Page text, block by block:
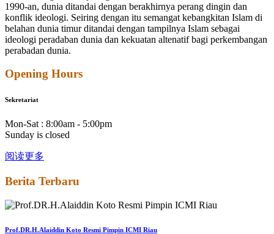
1990-an, dunia ditandai dengan berakhirnya perang dingin dan
konflik ideologi. Seiring dengan itu semangat kebangkitan Islam di
belahan dunia timur ditandai dengan tampilnya Islam sebagai
ideologi peradaban dunia dan kekuatan altenatif bagi perkembangan
perabadan dunia.
Opening Hours
Sekretariat
Mon-Sat : 8:00am - 5:00pm
Sunday is closed
阅读更多
Berita Terbaru
Prof.DR.H.Alaiddin Koto Resmi Pimpin ICMI Riau